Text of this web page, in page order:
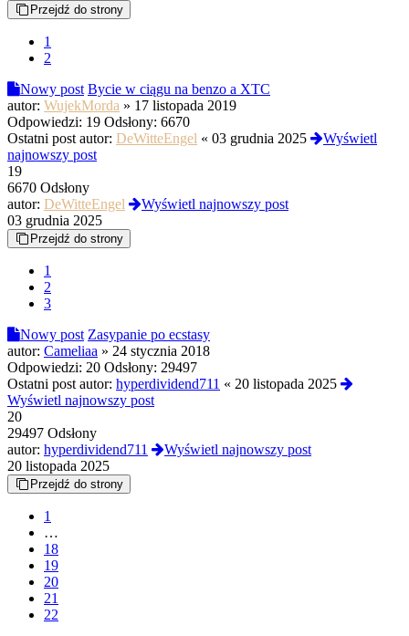
Przejdź do strony
1
2
Nowy post Bycie w ciągu na benzo a XTC
autor: WujekMorda » 17 listopada 2019
Odpowiedzi: 19 Odsłony: 6670
Ostatni post autor: DeWitteEngel « 03 grudnia 2025
Wyświetl
najnowszy post
19
6670 Odsłony
autor: DeWitteEngel
Wyświetl najnowszy post
03 grudnia 2025
Przejdź do strony
1
2
3
Nowy post Zasypanie po ecstasy
autor: Cameliaa » 24 stycznia 2018
Odpowiedzi: 20 Odsłony: 29497
Ostatni post autor: hyperdividend711 « 20 listopada 2025
Wyświetl najnowszy post
20
29497 Odsłony
autor: hyperdividend711
Wyświetl najnowszy post
20 listopada 2025
Przejdź do strony
1
…
18
19
20
21
22